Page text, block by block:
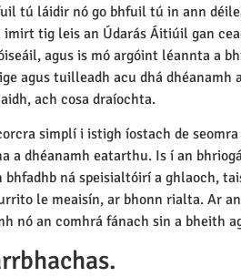
tú láidir nó go bhfuil tú in ann
tig leis an Údarás Áitiúil gan
agus is mó argóint léannta a
agus tuilleadh acu dhá
ach cosa draíochta.
simplí i istigh íostach de
a dhéanamh eatarthu. Is í an
ná speisialtóirí a ghlaoch,
le meaisín, ar bhonn rialta. Ar
an comhrá fánach sin a bheith